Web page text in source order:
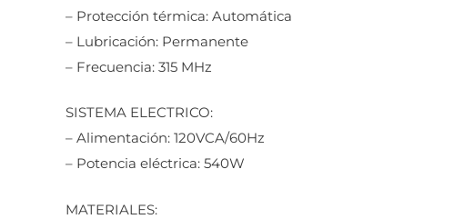
– Protección térmica: Automática
– Lubricación: Permanente
– Frecuencia: 315 MHz
SISTEMA ELECTRICO:
– Alimentación: 120VCA/60Hz
– Potencia eléctrica: 540W
MATERIALES: